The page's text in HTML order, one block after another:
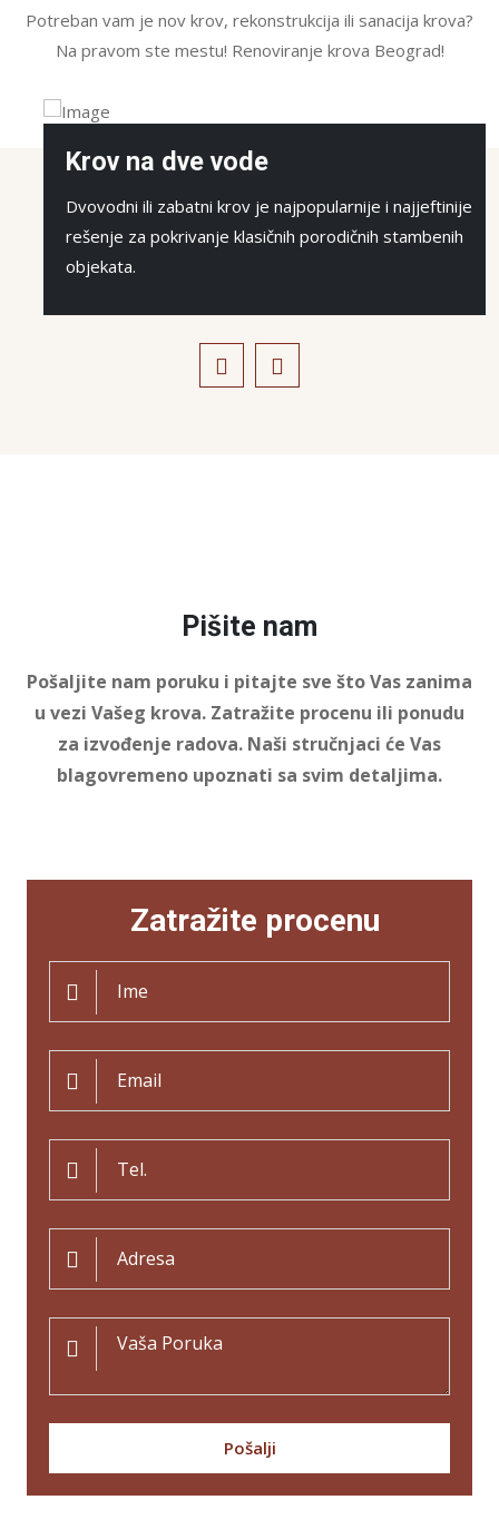
Potreban vam je nov krov, rekonstrukcija ili sanacija krova?
Na pravom ste mestu! Renoviranje krova Beograd!
Krov na dve vode
Dvovodni ili zabatni krov je najpopularnije i najjeftinije
rešenje za pokrivanje klasičnih porodičnih stambenih
objekata.
Pišite nam
Pošaljite nam poruku i pitajte sve što Vas zanima
u vezi Vašeg krova. Zatražite procenu ili ponudu
za izvođenje radova. Naši stručnjaci će Vas
blagovremeno upoznati sa svim detaljima.
Zatražite procenu
Pošalji